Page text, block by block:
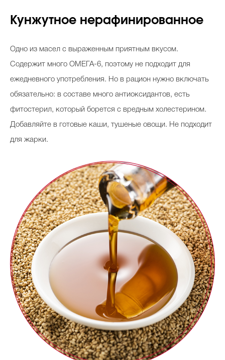
Кунжутное нерафинированное
Одно из масел с выраженным приятным вкусом.
Содержит много ОМЕГА-6, поэтому не подходит для
ежедневного употребления. Но в рацион нужно включать
обязательно: в составе много антиоксидантов, есть
фитостерил, который борется с вредным холестерином.
Добавляйте в готовые каши, тушеные овощи. Не подходит
для жарки.